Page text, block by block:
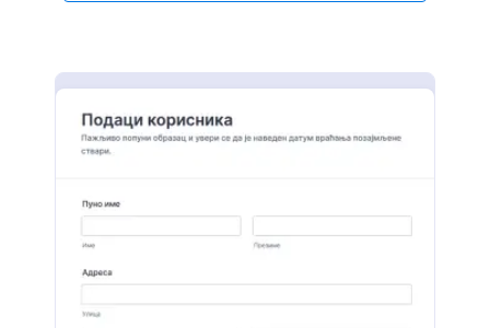
пацијенту. Направи свој Zoom Образац за
променом фонтова и боја и одабиром
временских термина и трајања термина – а
интеграције са Zoom-ом, можеш се повезати и
плаћање накнада, додао нове клијенте у свој
CRM, синхронизовао састанке са Google
Zoom Образац за Заказивање термина који